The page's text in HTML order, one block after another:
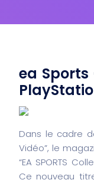
ea Sports
Dans le cadre
Vidéo”, le
“EA SPORTS
Ce nouveau